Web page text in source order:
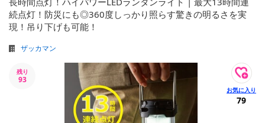
続点灯！防災にも◎360度しっかり照らす驚きの明るさを実
現！吊り下げも可能！
ザッカマン
残り
93
79